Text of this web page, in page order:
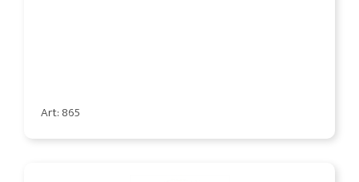
Art: 865